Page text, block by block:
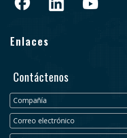
Enlaces
Contáctenos